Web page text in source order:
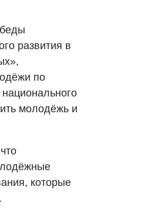
развития в
по
молодёжь и
которые